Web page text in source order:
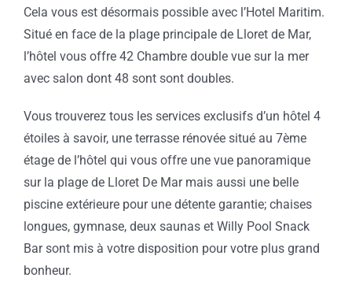
Cela vous est désormais possible avec l’Hotel Maritim.
Situé en face de la plage principale de Lloret de Mar,
l’hôtel vous offre 42 Chambre double vue sur la mer
avec salon dont 48 sont sont doubles.
Vous trouverez tous les services exclusifs d’un hôtel 4
étoiles à savoir, une terrasse rénovée situé au 7ème
étage de l’hôtel qui vous offre une vue panoramique
sur la plage de Lloret De Mar mais aussi une belle
piscine extérieure pour une détente garantie; chaises
longues, gymnase, deux saunas et Willy Pool Snack
Bar sont mis à votre disposition pour votre plus grand
bonheur.